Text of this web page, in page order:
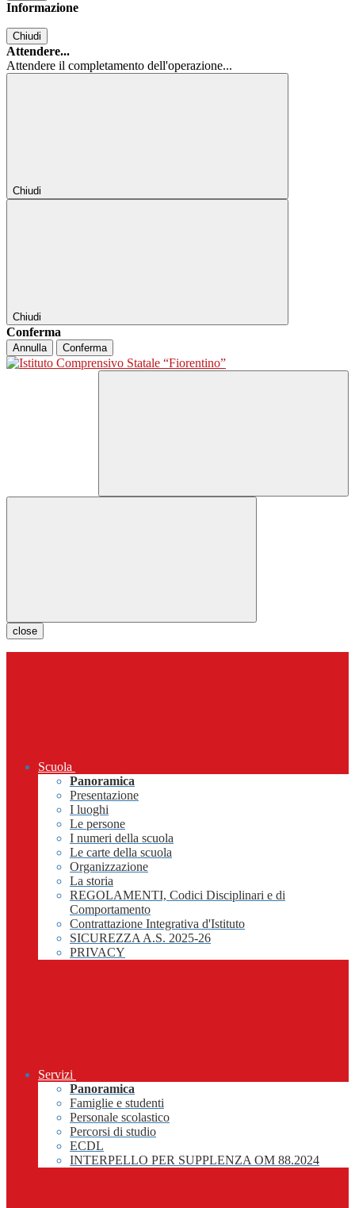
Informazione
Chiudi
Attendere...
Attendere il completamento dell'operazione...
Chiudi
Chiudi
Conferma
Annulla Conferma
close
Scuola
Panoramica
Presentazione
I luoghi
Le persone
I numeri della scuola
Le carte della scuola
Organizzazione
La storia
REGOLAMENTI, Codici Disciplinari e di
Comportamento
Contrattazione Integrativa d'Istituto
SICUREZZA A.S. 2025-26
PRIVACY
Servizi
Panoramica
Famiglie e studenti
Personale scolastico
Percorsi di studio
ECDL
INTERPELLO PER SUPPLENZA OM 88.2024